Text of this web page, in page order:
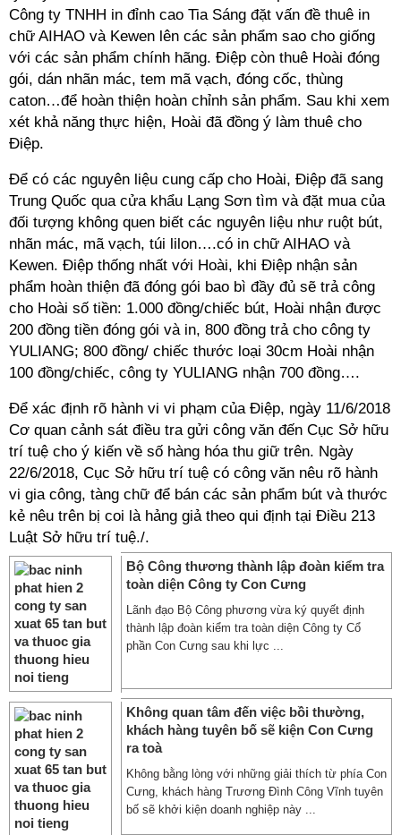
Công ty TNHH in đỉnh cao Tia Sáng đặt vấn đề thuê in
chữ AIHAO và Kewen lên các sản phẩm sao cho giống
với các sản phẩm chính hãng. Điệp còn thuê Hoài đóng
gói, dán nhãn mác, tem mã vạch, đóng cốc, thùng
caton…để hoàn thiện hoàn chỉnh sản phẩm. Sau khi xem
xét khả năng thực hiện, Hoài đã đồng ý làm thuê cho
Điệp.
Để có các nguyên liệu cung cấp cho Hoài, Điệp đã sang
Trung Quốc qua cửa khẩu Lạng Sơn tìm và đặt mua của
đối tượng không quen biết các nguyên liệu như ruột bút,
nhãn mác, mã vạch, túi lilon….có in chữ AIHAO và
Kewen. Điệp thống nhất với Hoài, khi Điệp nhận sản
phẩm hoàn thiện đã đóng gói bao bì đầy đủ sẽ trả công
cho Hoài số tiền: 1.000 đồng/chiếc bút, Hoài nhận được
200 đồng tiền đóng gói và in, 800 đồng trả cho công ty
YULIANG; 800 đồng/ chiếc thước loại 30cm Hoài nhận
100 đồng/chiếc, công ty YULIANG nhận 700 đồng….
Để xác định rõ hành vi vi phạm của Điệp, ngày 11/6/2018
Cơ quan cảnh sát điều tra gửi công văn đến Cục Sở hữu
trí tuệ cho ý kiến về số hàng hóa thu giữ trên. Ngày
22/6/2018, Cục Sở hữu trí tuệ có công văn nêu rõ hành
vi gia công, tàng chữ để bán các sản phẩm bút và thước
kẻ nêu trên bị coi là hảng giả theo qui định tại Điều 213
Luật Sở hữu trí tuệ./.
Bộ Công thương thành lập đoàn kiểm tra
toàn diện Công ty Con Cưng
Lãnh đạo Bộ Công phương vừa ký quyết định
thành lập đoàn kiểm tra toàn diện Công ty Cổ
phần Con Cưng sau khi lực ...
Không quan tâm đến việc bồi thường,
khách hàng tuyên bố sẽ kiện Con Cưng
ra toà
Không bằng lòng với những giải thích từ phía Con
Cưng, khách hàng Trương Đình Công Vĩnh tuyên
bố sẽ khởi kiện doanh nghiệp này ...